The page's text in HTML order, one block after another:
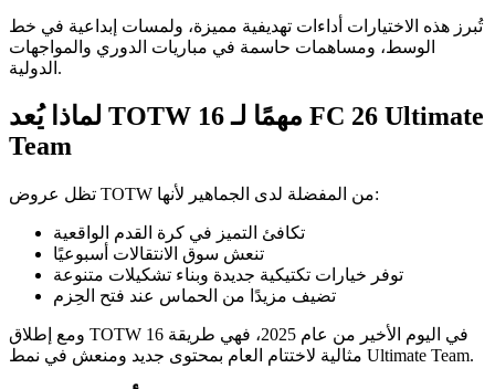
تُبرز هذه الاختيارات أداءات تهديفية مميزة، ولمسات إبداعية في خط
الوسط، ومساهمات حاسمة في مباريات الدوري والمواجهات
الدولية.
لماذا يُعد TOTW 16 مهمًا لـ FC 26 Ultimate
Team
تظل عروض TOTW من المفضلة لدى الجماهير لأنها:
تكافئ التميز في كرة القدم الواقعية
تنعش سوق الانتقالات أسبوعيًا
توفر خيارات تكتيكية جديدة وبناء تشكيلات متنوعة
تضيف مزيدًا من الحماس عند فتح الحِزم
ومع إطلاق TOTW 16 في اليوم الأخير من عام 2025، فهي طريقة
مثالية لاختتام العام بمحتوى جديد ومنعش في نمط Ultimate Team.